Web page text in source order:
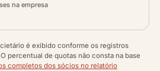
na empresa
é exibido conforme os registros
percentual de quotas não consta na base
completos dos sócios no relatório